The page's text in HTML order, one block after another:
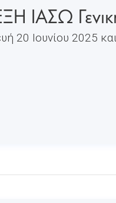
Γενική
20 Ιουνίου 2025